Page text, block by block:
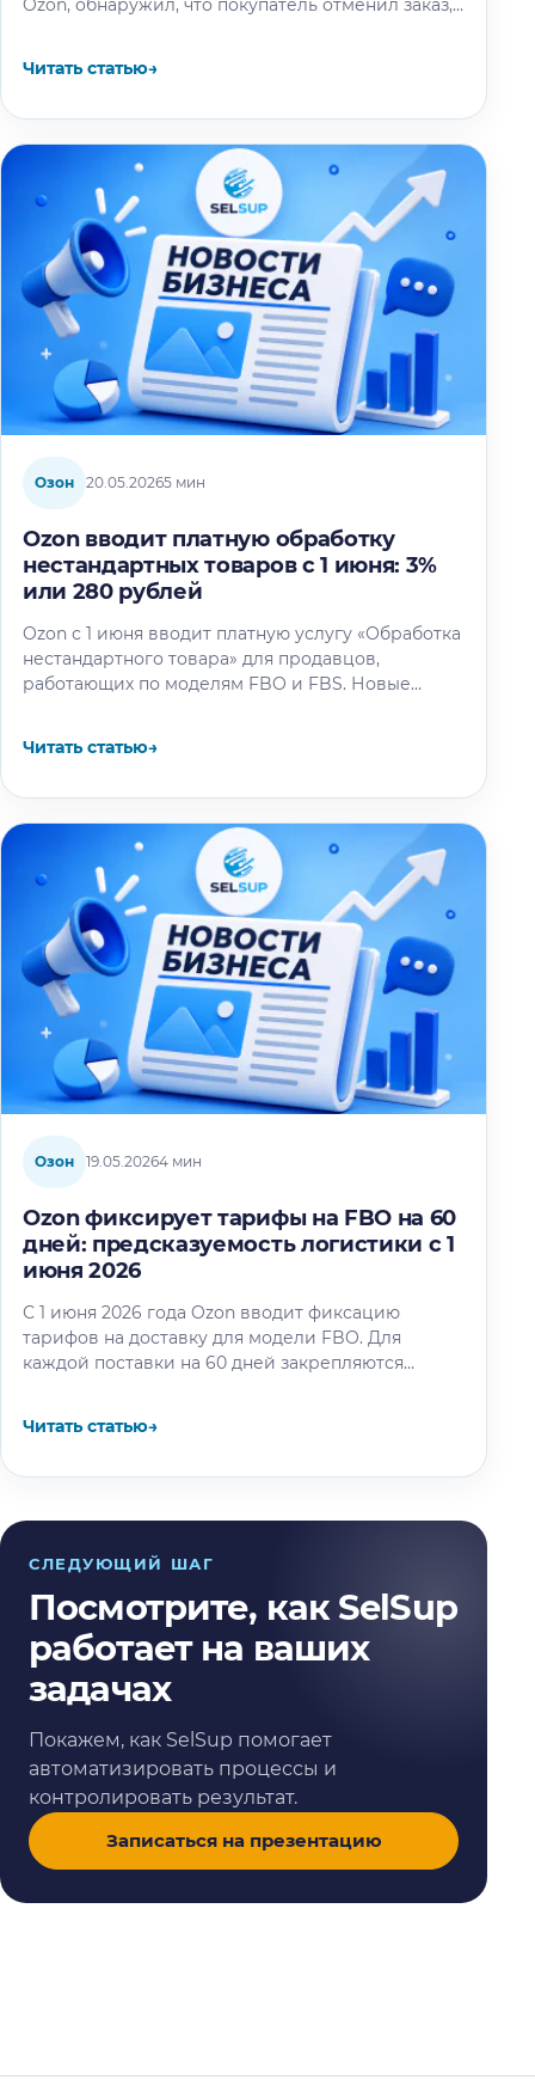
Ozon, обнаружил, что покупатель отменил заказ,
Читать статью→
Озон 20.05.20265 мин
Ozon вводит платную обработку
нестандартных товаров с 1 июня: 3%
или 280 рублей
Ozon с 1 июня вводит платную услугу «Обработка
нестандартного товара» для продавцов,
работающих по моделям FBO и FBS. Новые
Читать статью→
Озон 19.05.20264 мин
Ozon фиксирует тарифы на FBO на 60
дней: предсказуемость логистики с 1
июня 2026
С 1 июня 2026 года Ozon вводит фиксацию
тарифов на доставку для модели FBO. Для
каждой поставки на 60 дней закрепляются
Читать статью→
СЛЕДУЮЩИЙ ШАГ
Посмотрите, как SelSup
работает на ваших
задачах
Покажем, как SelSup помогает
автоматизировать процессы и
контролировать результат.
Записаться на презентацию